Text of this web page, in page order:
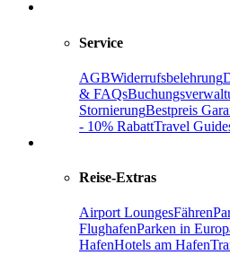
Service
AGBWiderrufsbelehrung
& FAQs
StornierungBestpreis
- 10% RabattTravel
Reise-Extras
Airport LoungesFähren
FlughafenParken in
HafenHotels am Hafen